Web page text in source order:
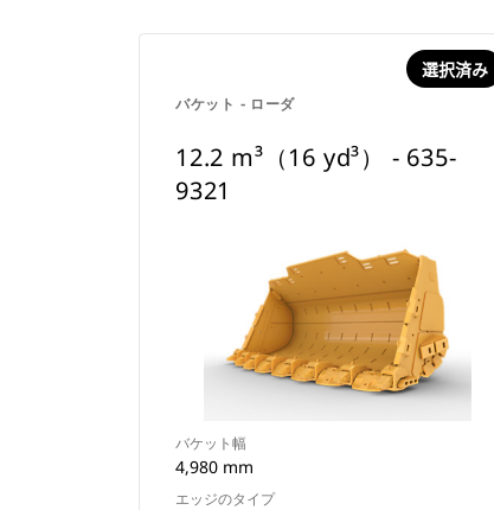
バケット - ローダ
選択済み
12.2 m³（16 yd³） - 635-
9321
バケット幅
4,980 mm
エッジのタイプ